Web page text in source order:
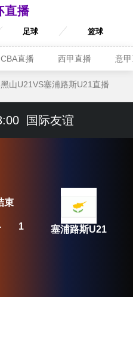
直播
足球 篮球
CBA直播 西甲直播 意
黑山U21VS塞浦路斯U21直播
国际友谊
1
束
塞浦路斯U21